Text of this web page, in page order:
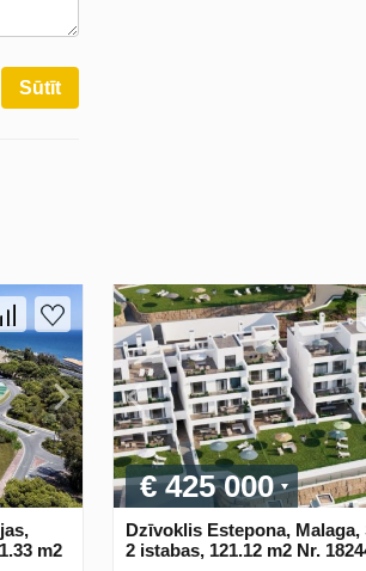
Sūtīt
m2
€ 425 000
Dzīvoklis Estepona, Malaga,
2 istabas, 121.12 m2 Nr.